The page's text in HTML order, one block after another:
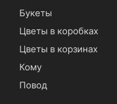
Букеты
Цветы в коробках
Цветы в корзинах
Кому
Повод